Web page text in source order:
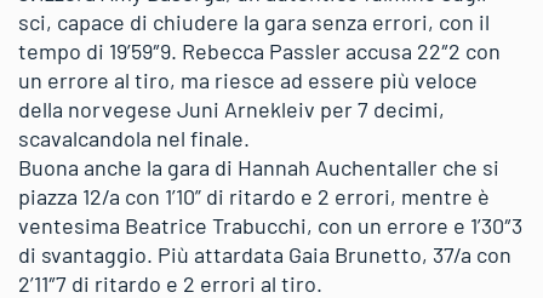
sci, capace di chiudere la gara senza errori, con il
tempo di 19’59″9. Rebecca Passler accusa 22″2 con
un errore al tiro, ma riesce ad essere più veloce
della norvegese Juni Arnekleiv per 7 decimi,
scavalcandola nel finale.
Buona anche la gara di Hannah Auchentaller che si
piazza 12/a con 1’10” di ritardo e 2 errori, mentre è
ventesima Beatrice Trabucchi, con un errore e 1’30″3
di svantaggio. Più attardata Gaia Brunetto, 37/a con
2’11″7 di ritardo e 2 errori al tiro.